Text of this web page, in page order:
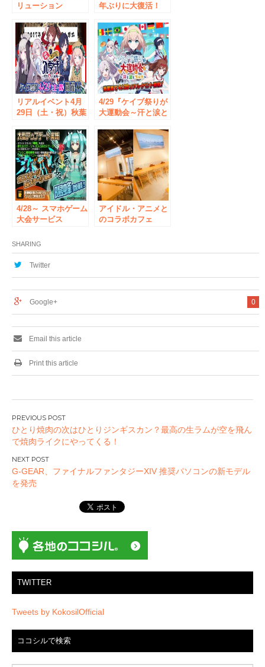
リューション
Revolution)』過去
最大規模の戦い！
「LRT血盟王者決定
戦SEASON3」出場
血盟決定！パブリッ
クビューイング観戦
応募受付開始！
年ぶりに大復活！
動会～汗と涙とブル
マ～」東京・秋葉原
にてGWに開催！
リアルイベント4月
29日（土・祝）秋葉
ドキ ケイブの入学
式～先生も胸ふくら
む春！～』公式サイ
ト公開＆最新ニュー
スを発表！
4/29『ケイブ祭りが
大運動会～汗と涙と
最新ニュースの発表
＆オリジナルグッズ
を販売！
4/28～ スマホゲーム
大会サービス
イブ『怒首領蜂一面
番長』大会開催!!～
ケイブ祭りでは会場
アイドル・アニメと
のコラボカフェ
TERRACE」オープ
SHARING
Twitter
0
Google+
Email this article
Print this article
投
稿
ナ
ビ
ゲ
ン
ひとり焼肉の次はひとりジンギスカン？最高の生ラムが空を飛ん
で焼肉ライクにやってくる！
G-GEAR、ファイナルファンタジーXIV 推奨パソコンの新モデル
を発売
TWITTER
Tweets by KokosilOfficial
ココシルで検索